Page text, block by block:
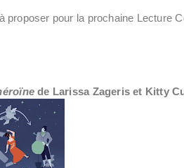
proposer pour la prochaine Lecture
de Larissa Zageris et Kitty